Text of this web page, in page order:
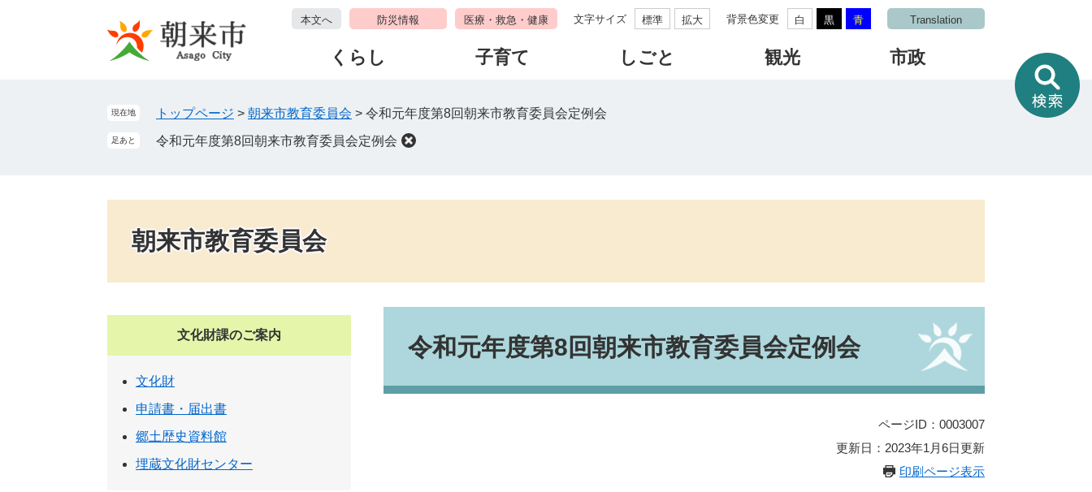
本文へ 防災情報 医療・救急・健康 文字サイズ 標準 拡大 背景色変更 白 黒 青 Translation
くらし 子育て しごと 観光 市政
情
報
を
現在地 トップページ > 朝来市教育委員会 > 令和元年度第8回朝来市教育委員会定例会
足あと 令和元年度第8回朝来市教育委員会定例会
朝来市教育委員会
令和元年度第8回朝来市教育委員会定例会
ページID：0003007
更新日：2023年1月6日更新
印刷ページ表示
文化財課のご案内
文化財
申請書・届出書
郷土歴史資料館
埋蔵文化財センター